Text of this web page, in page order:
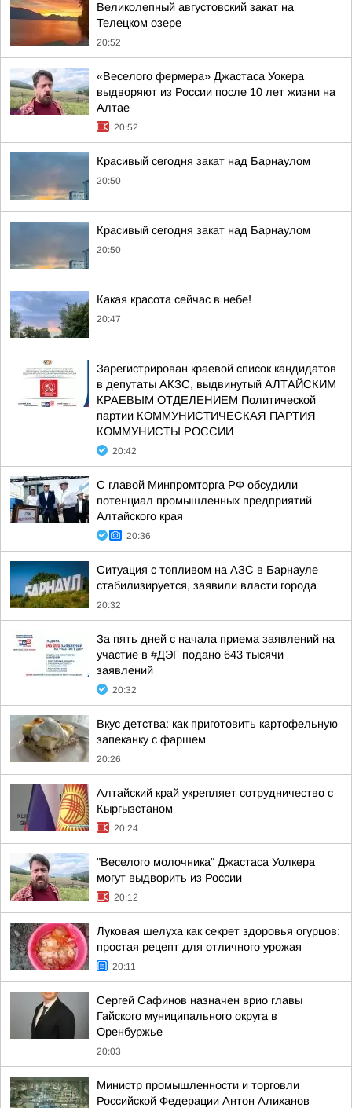
Великолепный августовский закат на
Телецком озере
20:52
«Веселого фермера» Джастаса Уокера
выдворяют из России после 10 лет жизни на
Алтае
20:52
Красивый сегодня закат над Барнаулом
20:50
Красивый сегодня закат над Барнаулом
20:50
Какая красота сейчас в небе!
20:47
Зарегистрирован краевой список кандидатов
в депутаты АКЗС, выдвинутый АЛТАЙСКИМ
КРАЕВЫМ ОТДЕЛЕНИЕМ Политической
партии КОММУНИСТИЧЕСКАЯ ПАРТИЯ
КОММУНИСТЫ РОССИИ
20:42
С главой Минпромторга РФ обсудили
потенциал промышленных предприятий
Алтайского края
20:36
Ситуация с топливом на АЗС в Барнауле
стабилизируется, заявили власти города
20:32
За пять дней с начала приема заявлений на
участие в #ДЭГ подано 643 тысячи
заявлений
20:32
Вкус детства: как приготовить картофельную
запеканку с фаршем
20:26
Алтайский край укрепляет сотрудничество с
Кыргызстаном
20:24
"Веселого молочника" Джастаса Уолкера
могут выдворить из России
20:12
Луковая шелуха как секрет здоровья огурцов:
простая рецепт для отличного урожая
20:11
Сергей Сафинов назначен врио главы
Гайского муниципального округа в
Оренбуржье
20:03
Министр промышленности и торговли
Российской Федерации Антон Алиханов